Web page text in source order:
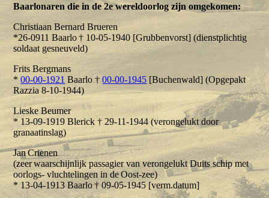
Baarlonaren die in de 2e wereldoorlog zijn omgekomen:
Christiaan Bernard Brueren
*26-0911 Baarlo † 10-05-1940 [Grubbenvorst] (dienstplichtig
soldaat gesneuveld)
Frits Bergmans
*00-00-1921 Baarlo †00-00-1945 [Buchenwald] (Opgepakt
Razzia 8-10-1944)
Lieske Beumer
* 13-09-1919 Blerick † 29-11-1944 (verongelukt door
granaatinslag)
Jan Crienen
(zeer waarschijnlijk passagier van verongelukt Duits schip met
oorlogs- vluchtelingen in de Oost-zee)
* 13-04-1913 Baarlo † 09-05-1945 [verm.datum]